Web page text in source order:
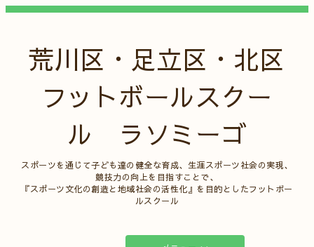
荒川区・足立区・北区
フットボールスクー
ル ラソミーゴ
スポーツを通じて子ども達の健全な育成、生涯スポーツ社会の実現、
競技力の向上を目指すことで、
『スポーツ文化の創造と地域社会の活性化』を目的としたフットボー
ルスクール